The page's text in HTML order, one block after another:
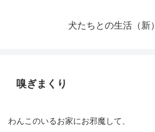
犬たちとの生活（新）
嗅ぎまくり
わんこのいるお家にお邪魔して、